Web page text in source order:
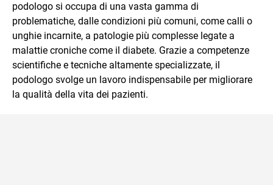
della spiegazione testuale.
podologo si occupa di una vasta gamma di
problematiche, dalle condizioni più comuni, come calli o
unghie incarnite, a patologie più complesse legate a
malattie croniche come il diabete. Grazie a competenze
scientifiche e tecniche altamente specializzate, il
podologo svolge un lavoro indispensabile per migliorare
la qualità della vita dei pazienti.